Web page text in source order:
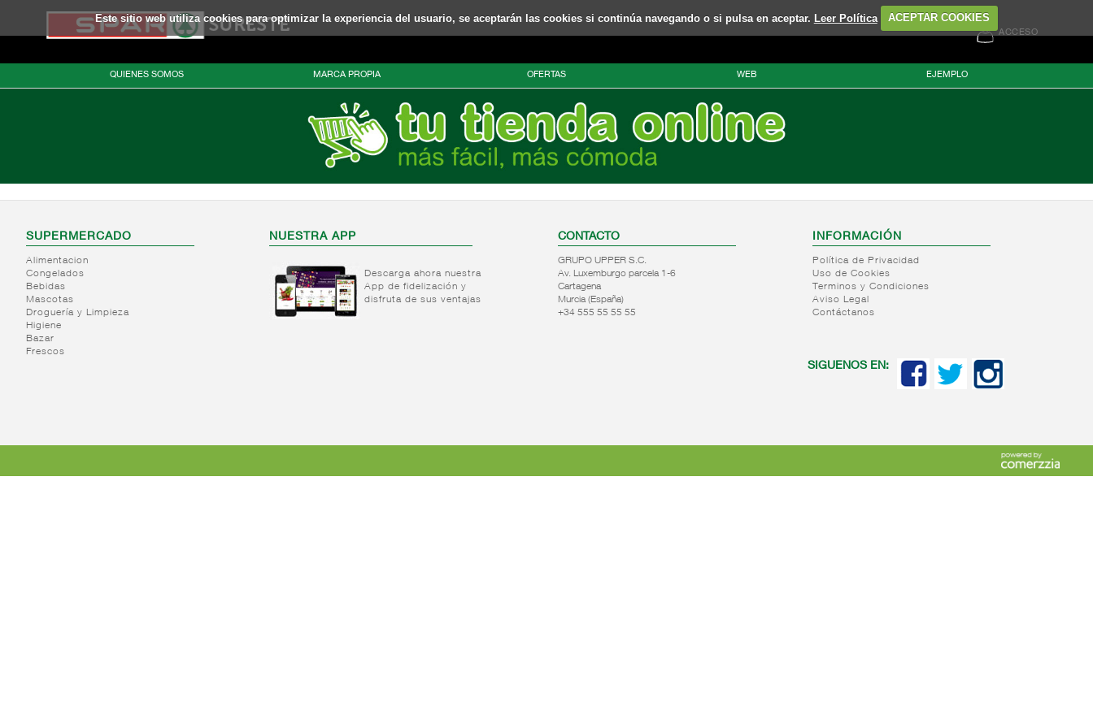
Este sitio web utiliza cookies para optimizar la experiencia del usuario, se aceptarán las cookies si continúa navegando o si pulsa en aceptar. Leer Política ACEPTAR COOKIES
ACCESO
QUIENES SOMOS MARCA PROPIA OFERTAS WEB EJEMPLO
SUPERMERCADO
Alimentacion
Congelados
Bebidas
Mascotas
Droguería y Limpieza
Higiene
Bazar
Frescos
NUESTRA APP
Descarga ahora nuestra
App de fidelización y
disfruta de sus ventajas
CONTACTO
GRUPO UPPER S.C.
Av. Luxemburgo parcela 1-6
Cartagena
Murcia (España)
+34 555 55 55 55
INFORMACIÓN
Política de Privacidad
Uso de Cookies
Terminos y Condiciones
Aviso Legal
Contáctanos
SIGUENOS EN: